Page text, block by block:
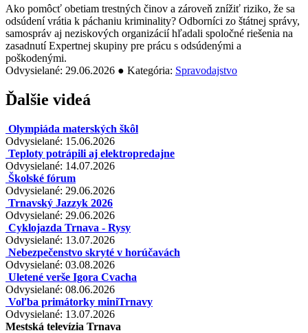
Ako pomôcť obetiam trestných činov a zároveň znížiť riziko, že sa
odsúdení vrátia k páchaniu kriminality? Odborníci zo štátnej správy,
samospráv aj neziskových organizácií hľadali spoločné riešenia na
zasadnutí Expertnej skupiny pre prácu s odsúdenými a
poškodenými.
Odvysielané: 29.06.2026 ● Kategória: Spravodajstvo
Ďalšie videá
Olympiáda materských škôl
Odvysielané: 15.06.2026
Teploty potrápili aj elektropredajne
Odvysielané: 14.07.2026
Školské fórum
Odvysielané: 29.06.2026
Trnavský Jazzyk 2026
Odvysielané: 29.06.2026
Cyklojazda Trnava - Rysy
Odvysielané: 13.07.2026
Nebezpečenstvo skryté v horúčavách
Odvysielané: 03.08.2026
Uletené verše Igora Cvacha
Odvysielané: 08.06.2026
Voľba primátorky miniTrnavy
Odvysielané: 13.07.2026
Mestská televízia Trnava